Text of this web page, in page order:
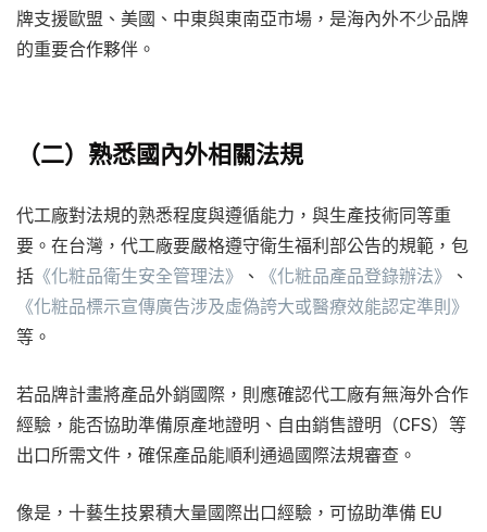
牌支援歐盟、美國、中東與東南亞市場，是海內外不少品牌
的重要合作夥伴。
（二）熟悉國內外相關法規
代工廠對法規的熟悉程度與遵循能力，與生產技術同等重
要。在台灣，代工廠要嚴格遵守衛生福利部公告的規範，包
括 《化粧品衛生安全管理法》 、 《化粧品產品登錄辦法》
、
《化粧品標示宣傳廣告涉及虛偽誇大或醫療效能認定準則》
等。
若品牌計畫將產品外銷國際，則應確認代工廠有無海外合作
經驗，能否協助準備原產地證明、自由銷售證明（CFS）等
出口所需文件，確保產品能順利通過國際法規審查。
像是，十藝生技累積大量國際出口經驗，可協助準備 EU